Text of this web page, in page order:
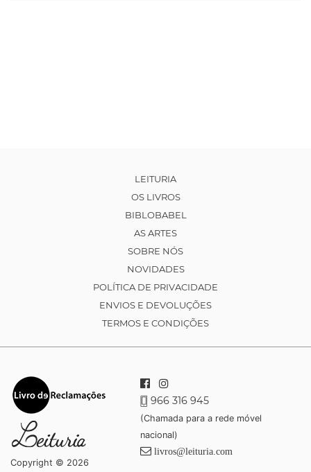
LEITURIA
OS LIVROS
BIBLOBABEL
AS ARTES
SOBRE NÓS
NOVIDADES
POLÍTICA DE PRIVACIDADE
ENVIOS E DEVOLUÇÕES
TERMOS E CONDIÇÕES
Copyright © 2026
966 316 945
(Chamada para a rede móvel
nacional)
livros@leituria.com